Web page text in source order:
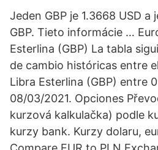
Jeden GBP je 1.3668 USD a
GBP. Tieto informácie …
Esterlina (GBP) La tabla
de cambio históricas entre
Libra Esterlina (GBP) entre
08/03/2021. Opciones
kurzová kalkulačka) podle
kurzy bank. Kurzy dolaru,